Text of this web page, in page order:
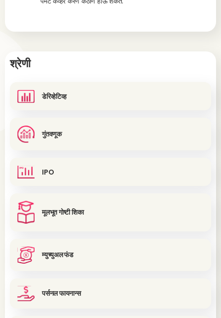
श्रेणी
डेरिव्हेटिव्ह
गुंतवणूक
IPO
मूलभूत गोष्टी शिका
म्युच्युअल फंड
पर्सनल फायनान्स